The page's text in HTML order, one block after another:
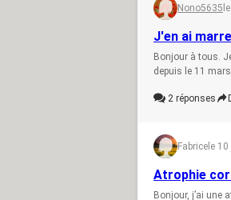
Nono5635
J'en ai
Bonjour à tous.
depuis le 11
2 réponses
Fabrice le
Atrophie
Bonjour, j’ai une